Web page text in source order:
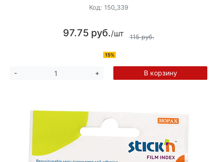
Код: 150_339
97.75 руб./шт 115 руб.
15%
- + В корзину